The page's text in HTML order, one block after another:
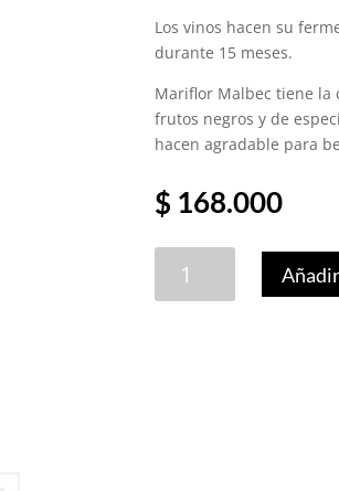
Los vinos hacen su
durante 15 meses.
Mariflor Malbec tiene la
frutos negros y de
hacen agradable para
$ 168.000
Malbec